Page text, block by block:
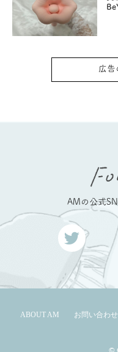
広告
AMの公式
ABOUT AM お問い合わせ
©